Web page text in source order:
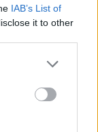
IAB’s List of
it to other
more Google
may click to
party tags to
below Google
αγώνες σήμερα
TV του